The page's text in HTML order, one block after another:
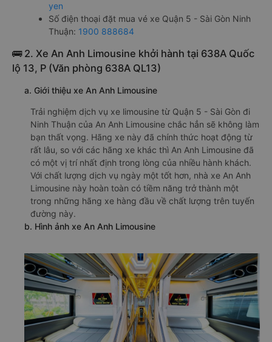
yen
Số điện thoại đặt mua vé xe Quận 5 - Sài Gòn Ninh
Thuận: 1900 888684
🚌 2. Xe An Anh Limousine khởi hành tại 638A Quốc
lộ 13, P (Văn phòng 638A QL13)
a. Giới thiệu xe An Anh Limousine
Trải nghiệm dịch vụ xe limousine từ Quận 5 - Sài Gòn đi
Ninh Thuận của An Anh Limousine chắc hẳn sẽ không làm
bạn thất vọng. Hãng xe này đã chính thức hoạt động từ
rất lâu, so với các hãng xe khác thì An Anh Limousine đã
có một vị trí nhất định trong lòng của nhiều hành khách.
Với chất lượng dịch vụ ngày một tốt hơn, nhà xe An Anh
Limousine này hoàn toàn có tiềm năng trở thành một
trong những hãng xe hàng đầu về chất lượng trên tuyến
đường này.
b. Hình ảnh xe An Anh Limousine